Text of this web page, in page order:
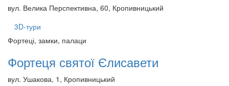
вул. Велика Перспективна, 60, Кропивницький
3D-тури
Фортеці, замки, палаци
Фортеця святої Єлисавети
вул. Ушакова, 1, Кропивницький